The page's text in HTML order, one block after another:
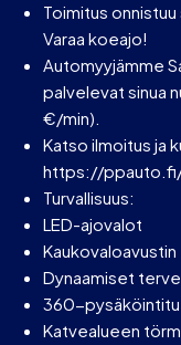
Toimitus
Varaa koeajo!
Automyyjämme
palvelevat sinua
€/min).
Katso ilmoitus ja
https://
Turvallisuus:
LED-ajovalot
Kaukovaloavustin
Dynaamiset
360-
Katvealueen